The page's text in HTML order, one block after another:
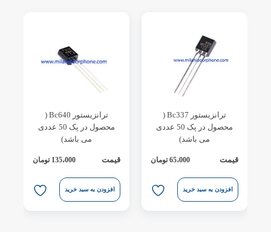
ترانزیستور Bc337 (
محصول در پک 50 عددی
می باشد)
قیمت 65،000 تومان
افزودن به سبد خرید
ترانزیستور Bc640 (
محصول در پک 50 عددی
می باشد)
قیمت 135،000 تومان
افزودن به سبد خرید